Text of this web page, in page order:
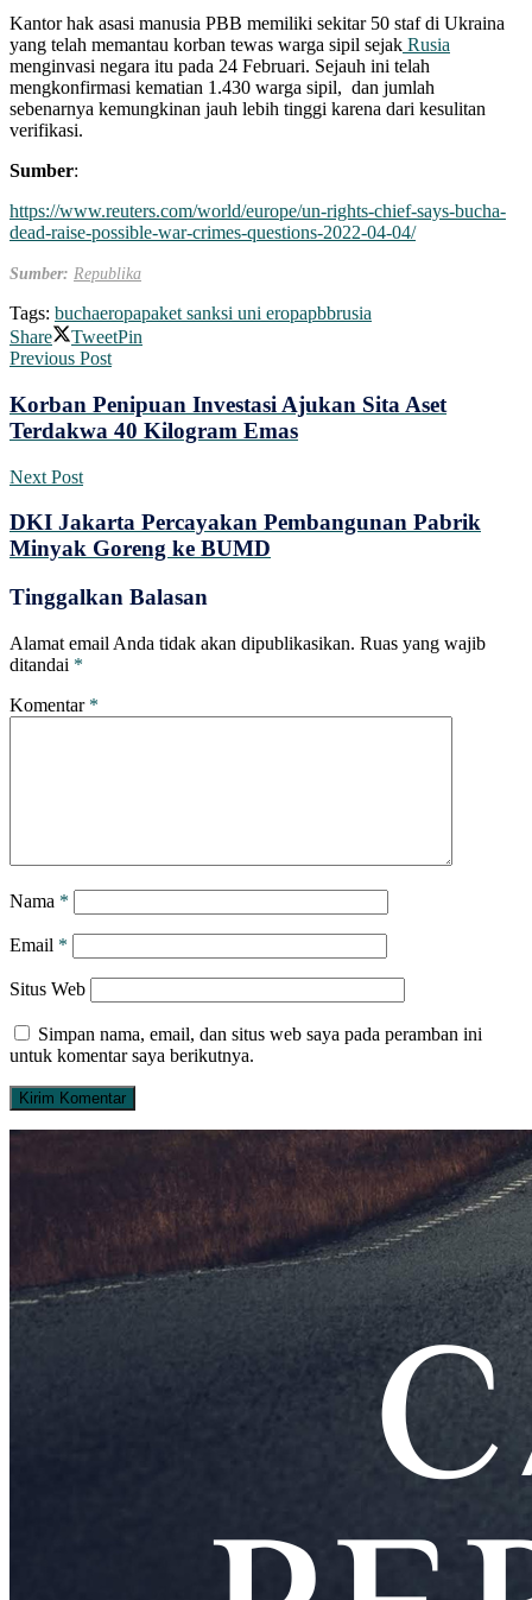
Kantor hak asasi manusia PBB memiliki sekitar 50 staf di Ukraina
yang telah memantau korban tewas warga sipil sejak Rusia
menginvasi negara itu pada 24 Februari. Sejauh ini telah
mengkonfirmasi kematian 1.430 warga sipil, dan jumlah
sebenarnya kemungkinan jauh lebih tinggi karena dari kesulitan
verifikasi.
Sumber:
https://www.reuters.com/world/europe/un-rights-chief-says-bucha-
dead-raise-possible-war-crimes-questions-2022-04-04/
Sumber: Republika
Tags: buchaeropapaket sanksi uni eropapbbrusia
Share
TweetPin
Previous Post
Korban Penipuan Investasi Ajukan Sita Aset
Terdakwa 40 Kilogram Emas
Next Post
DKI Jakarta Percayakan Pembangunan Pabrik
Minyak Goreng ke BUMD
Tinggalkan Balasan
Alamat email Anda tidak akan dipublikasikan. Ruas yang wajib
ditandai *
Komentar *
Nama *
Email *
Situs Web
Simpan nama, email, dan situs web saya pada peramban ini
untuk komentar saya berikutnya.